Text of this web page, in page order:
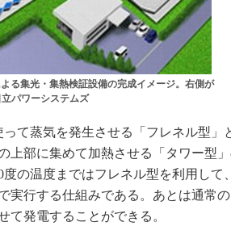
る集光・集熱検証設備の完成イメージ。右側が
パワーシステムズ
て蒸気を発生させる「フレネル型」
上部に集めて加熱させる「タワー型
の温度まではフレネル型を利用して
実行する仕組みである。あとは通常
て発電することができる。